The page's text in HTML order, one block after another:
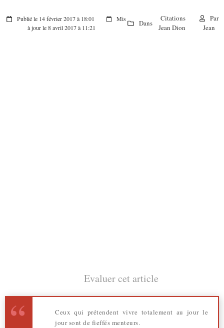
Publié le 14 février 2017 à 18:01
Mis
à jour le 8 avril 2017 à 11:21
Dans
Citations
Jean Dion
Par
Jean
Evaluer cet article
Ceux qui prétendent vivre totalement au jour le
jour sont de fieffés menteurs.